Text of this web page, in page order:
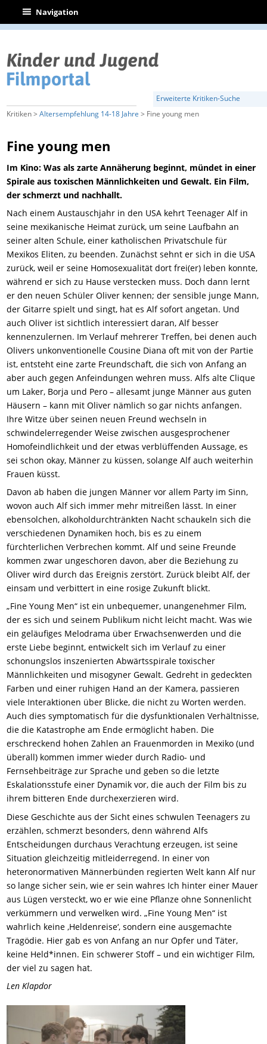
| Navigation
Erweiterte Kritiken-Suche
Kritiken >Altersempfehlung 14-18 Jahre > Fine young men
Fine young men
Im Kino: Was als zarte Annäherung beginnt, mündet in einer
Spirale aus toxischen Männlichkeiten und Gewalt. Ein Film,
der schmerzt und nachhallt.
Nach einem Austauschjahr in den USA kehrt Teenager Alf in
seine mexikanische Heimat zurück, um seine Laufbahn an
seiner alten Schule, einer katholischen Privatschule für
Mexikos Eliten, zu beenden. Zunächst sehnt er sich in die USA
zurück, weil er seine Homosexualität dort frei(er) leben konnte,
während er sich zu Hause verstecken muss. Doch dann lernt
er den neuen Schüler Oliver kennen; der sensible junge Mann,
der Gitarre spielt und singt, hat es Alf sofort angetan. Und
auch Oliver ist sichtlich interessiert daran, Alf besser
kennenzulernen. Im Verlauf mehrerer Treffen, bei denen auch
Olivers unkonventionelle Cousine Diana oft mit von der Partie
ist, entsteht eine zarte Freundschaft, die sich von Anfang an
aber auch gegen Anfeindungen wehren muss. Alfs alte Clique
um Laker, Borja und Pero – allesamt junge Männer aus guten
Häusern – kann mit Oliver nämlich so gar nichts anfangen.
Ihre Witze über seinen neuen Freund wechseln in
schwindelerregender Weise zwischen ausgesprochener
Homofeindlichkeit und der etwas verblüffenden Aussage, es
sei schon okay, Männer zu küssen, solange Alf auch weiterhin
Frauen küsst.
Davon ab haben die jungen Männer vor allem Party im Sinn,
wovon auch Alf sich immer mehr mitreißen lässt. In einer
ebensolchen, alkoholdurchtränkten Nacht schaukeln sich die
verschiedenen Dynamiken hoch, bis es zu einem
fürchterlichen Verbrechen kommt. Alf und seine Freunde
kommen zwar ungeschoren davon, aber die Beziehung zu
Oliver wird durch das Ereignis zerstört. Zurück bleibt Alf, der
einsam und verbittert in eine rosige Zukunft blickt.
„Fine Young Men“ ist ein unbequemer, unangenehmer Film,
der es sich und seinem Publikum nicht leicht macht. Was wie
ein geläufiges Melodrama über Erwachsenwerden und die
erste Liebe beginnt, entwickelt sich im Verlauf zu einer
schonungslos inszenierten Abwärtsspirale toxischer
Männlichkeiten und misogyner Gewalt. Gedreht in gedeckten
Farben und einer ruhigen Hand an der Kamera, passieren
viele Interaktionen über Blicke, die nicht zu Worten werden.
Auch dies symptomatisch für die dysfunktionalen Verhältnisse,
die die Katastrophe am Ende ermöglicht haben. Die
erschreckend hohen Zahlen an Frauenmorden in Mexiko (und
überall) kommen immer wieder durch Radio- und
Fernsehbeiträge zur Sprache und geben so die letzte
Eskalationsstufe einer Dynamik vor, die auch der Film bis zu
ihrem bitteren Ende durchexerzieren wird.
Diese Geschichte aus der Sicht eines schwulen Teenagers zu
erzählen, schmerzt besonders, denn während Alfs
Entscheidungen durchaus Verachtung erzeugen, ist seine
Situation gleichzeitig mitleiderregend. In einer von
heteronormativen Männerbünden regierten Welt kann Alf nur
so lange sicher sein, wie er sein wahres Ich hinter einer Mauer
aus Lügen versteckt, wo er wie eine Pflanze ohne Sonnenlicht
verkümmern und verwelken wird. „Fine Young Men“ ist
wahrlich keine ‚Heldenreise‘, sondern eine ausgemachte
Tragödie. Hier gab es von Anfang an nur Opfer und Täter,
keine Held*innen. Ein schwerer Stoff – und ein wichtiger Film,
der viel zu sagen hat.
Len Klapdor